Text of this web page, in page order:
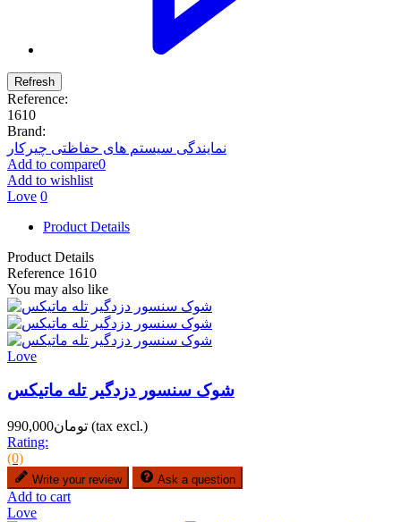
Reference:
1610
Brand:
نمایندگی سیستم های حفاظتی چیرکار
Add to compare0
Add to wishlist
Love 0
Product Details
Product Details
Reference 1610
You may also like
Love
شوک سنسور دزدگیر تله ماتیکس
تومان990,000 (tax excl.)
Rating:
(0)
Write your review Ask a question
Add to cart
Love